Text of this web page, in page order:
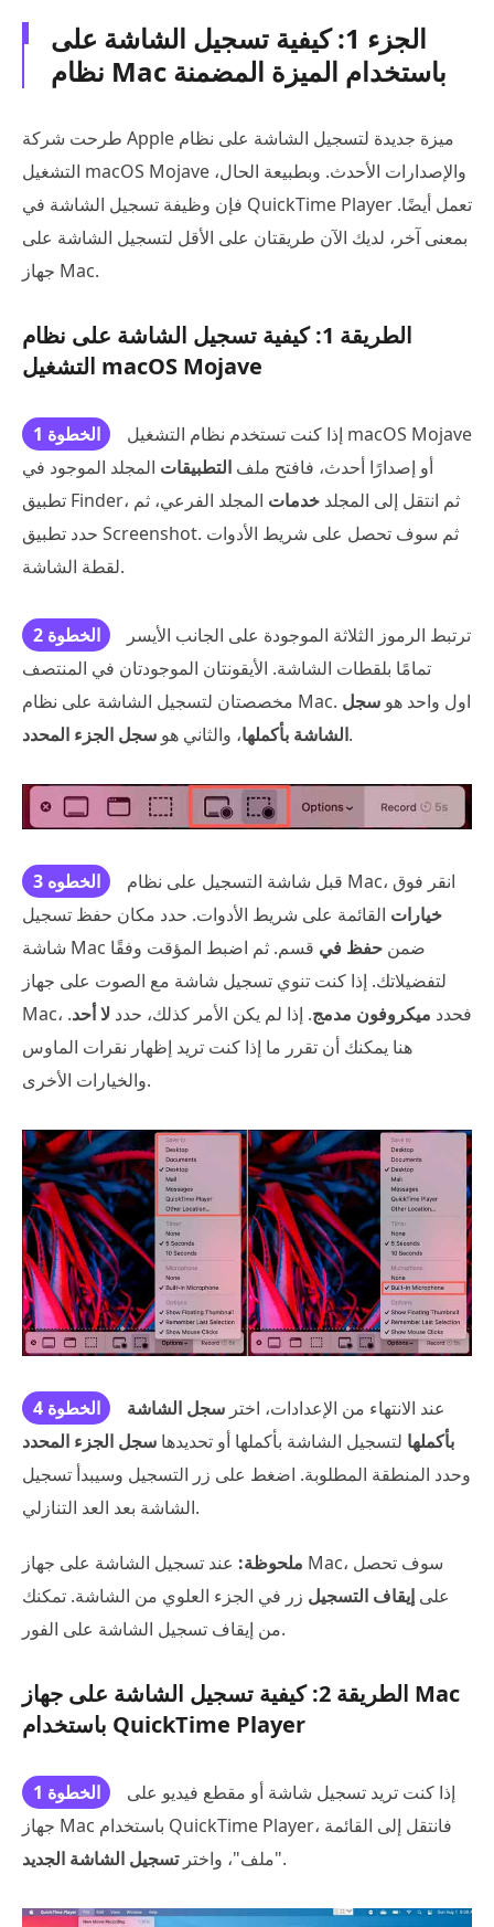
الجزء 1: كيفية تسجيل الشاشة على
نظام Mac باستخدام الميزة المضمنة
طرحت شركة Apple ميزة جديدة لتسجيل الشاشة على نظام
التشغيل macOS Mojave والإصدارات الأحدث. وبطبيعة الحال،
فإن وظيفة تسجيل الشاشة في QuickTime Player تعمل أيضًا.
بمعنى آخر، لديك الآن طريقتان على الأقل لتسجيل الشاشة على
جهاز Mac.
الطريقة 1: كيفية تسجيل الشاشة على نظام
التشغيل macOS Mojave
الخطوة 1
إذا كنت تستخدم نظام التشغيل macOS Mojave
أو إصدارًا أحدث، فافتح ملف التطبيقات المجلد الموجود في
تطبيق Finder، ثم انتقل إلى المجلد خدمات المجلد الفرعي، ثم
حدد تطبيق Screenshot. ثم سوف تحصل على شريط الأدوات
لقطة الشاشة.
الخطوة 2
ترتبط الرموز الثلاثة الموجودة على الجانب الأيسر
تمامًا بلقطات الشاشة. الأيقونتان الموجودتان في المنتصف
مخصصتان لتسجيل الشاشة على نظام Mac. اول واحد هو سجل
الشاشة بأكملها، والثاني هو سجل الجزء المحدد .
الخطوه 3
قبل شاشة التسجيل على نظام Mac، انقر فوق
خيارات القائمة على شريط الأدوات. حدد مكان حفظ تسجيل
شاشة Mac ضمن حفظ في قسم. ثم اضبط المؤقت وفقًا
لتفضيلاتك. إذا كنت تنوي تسجيل شاشة مع الصوت على جهاز
Mac، فحدد ميكروفون مدمج. إذا لم يكن الأمر كذلك، حدد لا أحد.
هنا يمكنك أن تقرر ما إذا كنت تريد إظهار نقرات الماوس
والخيارات الأخرى.
الخطوة 4 عند الانتهاء من الإعدادات، اختر سجل الشاشة
بأكملها لتسجيل الشاشة بأكملها أو تحديدها سجل الجزء المحدد
وحدد المنطقة المطلوبة. اضغط على زر التسجيل وسيبدأ تسجيل
الشاشة بعد العد التنازلي.
ملحوظة: عند تسجيل الشاشة على جهاز Mac، سوف تحصل
على إيقاف التسجيل زر في الجزء العلوي من الشاشة. تمكنك
من إيقاف تسجيل الشاشة على الفور.
الطريقة 2: كيفية تسجيل الشاشة على جهاز Mac
باستخدام QuickTime Player
الخطوة 1
إذا كنت تريد تسجيل شاشة أو مقطع فيديو على
جهاز Mac باستخدام QuickTime Player، فانتقل إلى القائمة
"ملف"، واخترتسجيل الشاشة الجديد .